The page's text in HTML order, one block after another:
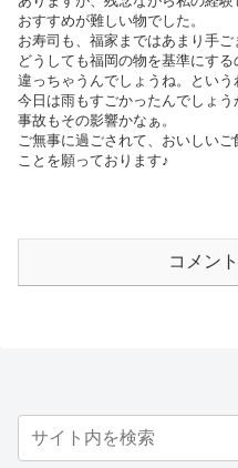
おすすめが難しい物でした。
お寿司も、福家まではあまり手ご
どうしても福岡の物を基準にす
違っちゃうんでしょうね。という
今日は雨もすごかったんでしょう
事故もその影響かなぁ。
ご無事に過ごされて、おいしい
ことを願っております♪
コメン